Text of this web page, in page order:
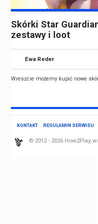
Skórki Star
zestawy i loot
Ewa Reder
Wreszcie możemy kupić nowe
KONTAKT REGULAMIN SERWISU
© 2012 - 2026 How2Play,